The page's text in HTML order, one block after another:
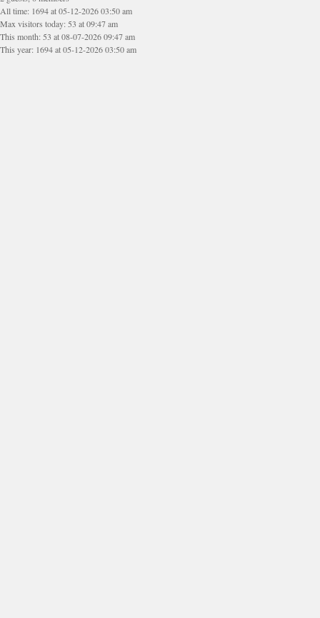
All time: 1694 at 05-12-2026 03:50 am
Max visitors today: 53 at 09:47 am
This month: 53 at 08-07-2026 09:47 am
This year: 1694 at 05-12-2026 03:50 am